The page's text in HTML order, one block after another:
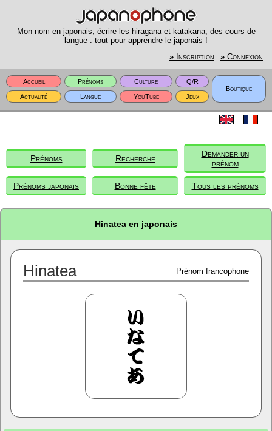
Mon nom en japonais, écrire les hiragana et katakana, des cours de
langue : tout pour apprendre le japonais !
» Inscription » Connexion
Accueil Prénoms Culture
Q/R
Boutique
Actualité
Langue YouTube Jeux
Prénoms Recherche
Demander un
prénom
Prénoms japonais Bonne fête Tous les prénoms
Hinatea en japonais
Hinatea Prénom francophone